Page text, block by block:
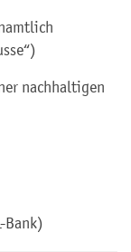
nachhaltigen
Bank)